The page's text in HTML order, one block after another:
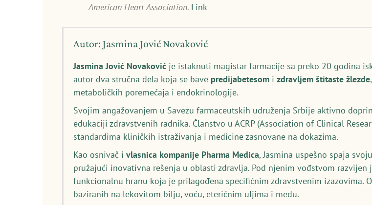
American Heart Association. Link
Autor: Jasmina Jović Novaković
Jasmina Jović Novaković je istaknuti magistar farmacije sa preko 20 godina
autor dva stručna dela koja se bave predijabetesom i zdravljem štitaste žlezde
metaboličkih poremećaja i endokrinologije.
Svojim angažovanjem u Savezu farmaceutskih udruženja Srbije aktivno
edukaciji zdravstvenih radnika. Članstvo u ACRP (Association of Clinical
standardima kliničkih istraživanja i medicine zasnovane na dokazima.
Kao osnivač i vlasnica kompanije Pharma Medica, Jasmina uspešno spaja
pružajući inovativna rešenja u oblasti zdravlja. Pod njenim vođstvom razvijen
funkcionalnu hranu koja je prilagođena specifičnim zdravstvenim izazovima.
baziranih na lekovitom bilju, voću, eteričnim uljima i medu.